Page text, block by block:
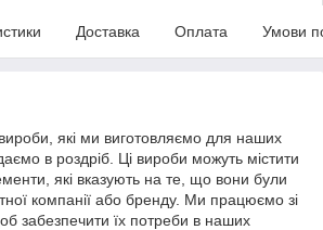
Доставка Оплата Умови
які ми виготовляємо для наших
в роздріб. Ці вироби можуть містити
які вказують на те, що вони були
компанії або бренду. Ми працюємо зі
забезпечити їх потреби в наших